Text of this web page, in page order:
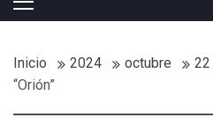
principal
Inicio 2024 octubre 22
“Orión”